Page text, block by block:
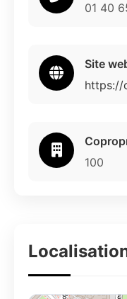
01 40
Site
https://
100